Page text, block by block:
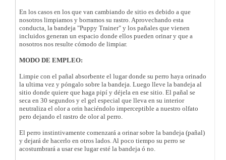
En los casos en los que van cambiando de sitio es debido a que
nosotros limpiamos y borramos su rastro. Aprovechando esta
conducta, la bandeja "Puppy Trainer" y los pañales que vienen
incluidos generan un espacio donde ellos pueden orinar y que a
nosotros nos resulte cómodo de limpiar.
MODO DE EMPLEO:
Limpie con el pañal absorbente el lugar donde su perro haya orinado
la ultima vez y póngalo sobre la bandeja. Luego lleve la bandeja al
sitio donde quiere que haga pipí y déjela en ese sitio. El pañal se
seca en 30 segundos y el gel especial que lleva en su interior
neutraliza el olor a orin haciéndolo imperceptible a nuestro olfato
pero dejando el rastro de olor al perro.
El perro instintivamente comenzará a orinar sobre la bandeja (pañal)
y dejará de hacerlo en otros lados. Al poco tiempo su perro se
acostumbrará a usar ese lugar esté la bandeja ó no.